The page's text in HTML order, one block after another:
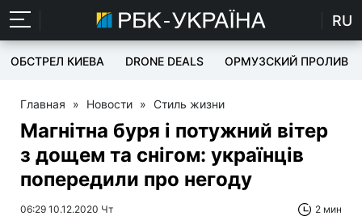
RU
ОБСТРЕЛ КИЕВА DRONE DEALS ОРМУЗСКИЙ ПРОЛИВ
Главная » Новости » Стиль жизни
Магнітна буря і потужний вітер
з дощем та снігом: українців
попередили про негоду
06:29 10.12.2020 Чт 2 мин